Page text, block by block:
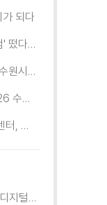
되다
광교 산책길에 '하늘편의점' 떴다… 드론배송 시연
"삶의 마지막까지 함께"... 수원시 8개 기관, 어르신 돌봄의 손을 맞잡다
제18회 뱅크아트페어 2026 수원 개막, '나도 그림을 소유한다'
수원시환경성질환아토피센터, 시민 초청 환경보건 무료공개강좌 참가자 모집
[정자3동] 평생학습센터, 디지털 생활문해교실 개강